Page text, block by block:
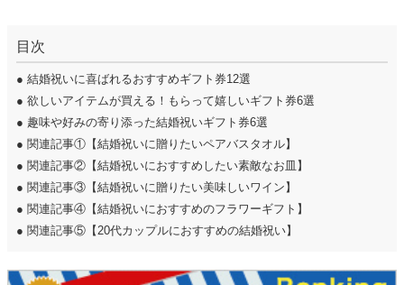
目次
● 結婚祝いに喜ばれるおすすめギフト券12選
● 欲しいアイテムが買える！もらって嬉しいギフト券6選
● 趣味や好みの寄り添った結婚祝いギフト券6選
● 関連記事①【結婚祝いに贈りたいペアバスタオル】
● 関連記事②【結婚祝いにおすすめしたい素敵なお皿】
● 関連記事③【結婚祝いに贈りたい美味しいワイン】
● 関連記事④【結婚祝いにおすすめのフラワーギフト】
● 関連記事⑤【20代カップルにおすすめの結婚祝い】